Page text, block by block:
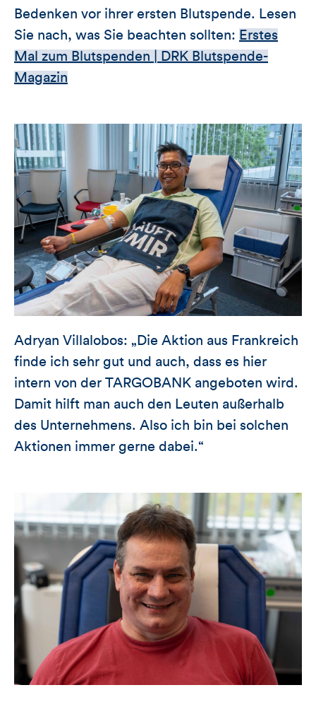
Bedenken vor ihrer ersten Blutspende. Lesen
Sie nach, was Sie beachten sollten: Erstes
Mal zum Blutspenden | DRK Blutspende-
Magazin
Adryan Villalobos: „Die Aktion aus Frankreich
finde ich sehr gut und auch, dass es hier
intern von der TARGOBANK angeboten wird.
Damit hilft man auch den Leuten außerhalb
des Unternehmens. Also ich bin bei solchen
Aktionen immer gerne dabei.“